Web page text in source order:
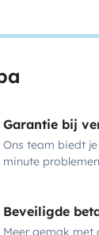
Garantie bij
Ons team biedt
minute problemen
Beveiligde
Meer gemak met